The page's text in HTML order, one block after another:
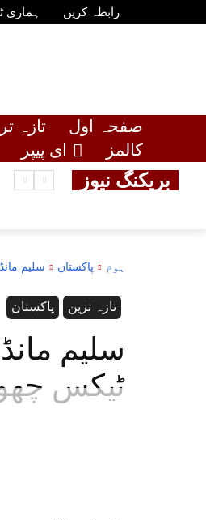
رابطہ کریں ہماری
صفحہ اول تازہ
کالمز
ای پیپر
بریکنگ نیوز
ہوم پاکستان سلیم
پاکستان تازہ ترین
سلیم
ٹیکس